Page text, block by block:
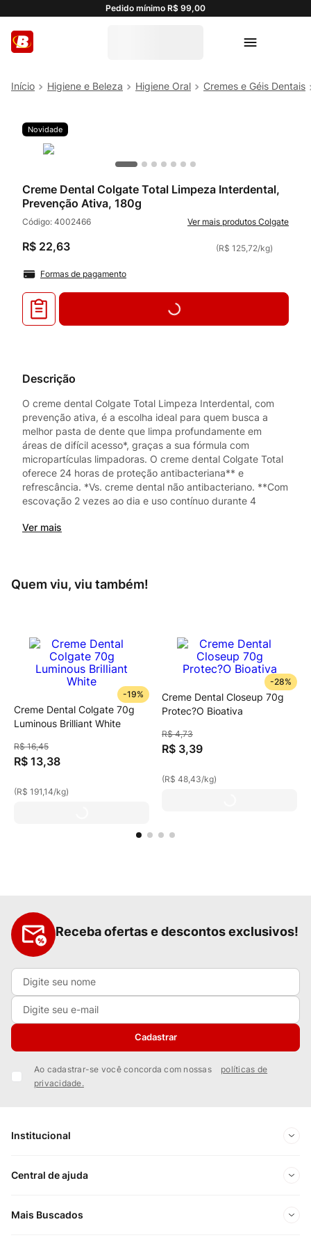
Pedido mínimo R$ 99,00
Higiene e Beleza Higiene Oral Cremes e Géis Dentais
Novidade
Creme Dental Colgate Total Limpeza Interdental,
Prevenção Ativa, 180g
Código: 4002466 Colgate
R$ 22,63 (R$ 125,72/kg)
Formas de pagamento
Descrição
O creme dental Colgate Total Limpeza Interdental, com
prevenção ativa, é a escolha ideal para quem busca a
melhor pasta de dente que limpa profundamente em
áreas de difícil acesso*, graças a sua fórmula com
micropartículas limpadoras. O creme dental Colgate Total
oferece 24 horas de proteção antibacteriana** e
refrescância. *Vs. creme dental não antibacteriano. **Com
escovação 2 vezes ao dia e uso contínuo durante 4
Ver mais
Quem viu, viu também!
-19%
Creme Dental Colgate 70g
Luminous Brilliant White
R$ 16,45
R$ 13,38
(R$ 191,14/kg)
-28%
Creme Dental Closeup 70g
Protec?O Bioativa
R$ 4,73
R$ 3,39
(R$ 48,43/kg)
Receba ofertas e descontos exclusivos!
Cadastrar
Ao cadastrar-se você concorda com nossas
políticas de
privacidade.
Institucional
Sobre Nós
Central de ajuda
Minha conta
Mais Buscados